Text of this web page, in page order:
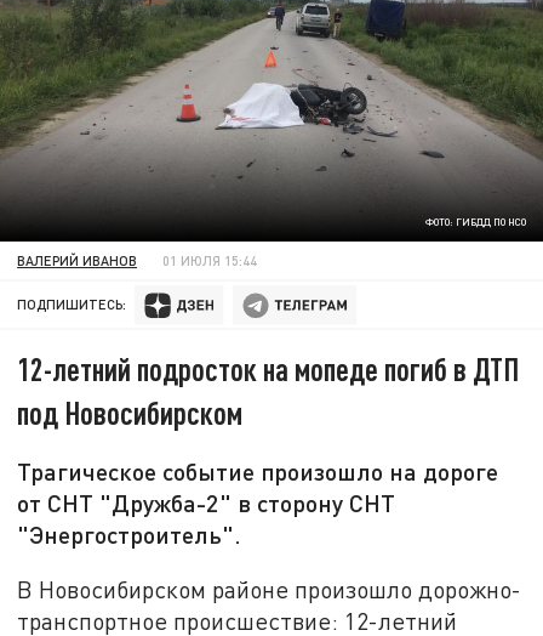
ФОТО: ГИБДД ПО НСО
ВАЛЕРИЙ ИВАНОВ 01 ИЮЛЯ 15:44
ПОДПИШИТЕСЬ:
12-летний подросток на мопеде погиб в ДТП
под Новосибирском
Трагическое событие произошло на дороге
от СНТ "Дружба-2" в сторону СНТ
"Энергостроитель".
В Новосибирском районе произошло дорожно-
транспортное происшествие: 12-летний